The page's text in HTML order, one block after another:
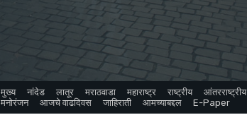
मुख्य नांदेड लातूर मराठवाडा महाराष्ट्र राष्ट्रीय आंतरराष्ट्रीय
मनोरंजन
आजचे वाढदिवस जाहिराती आमच्याबद्दल E-Paper